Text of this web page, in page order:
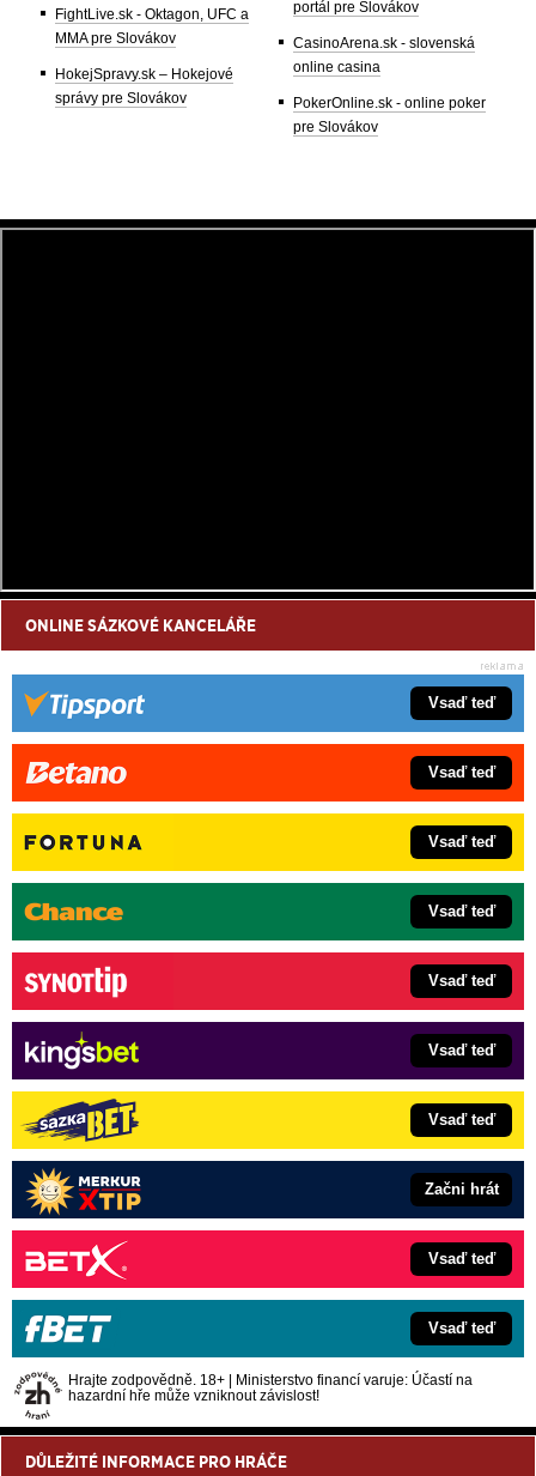
FightLive.sk - Oktagon, UFC a
MMA pre Slovákov
HokejSpravy.sk – Hokejové
správy pre Slovákov
portál pre Slovákov
CasinoArena.sk - slovenská
online casina
PokerOnline.sk - online poker
pre Slovákov
ONLINE SÁZKOVÉ KANCELÁŘE
Vsaď teď
Vsaď teď
Vsaď teď
Vsaď teď
Vsaď teď
Vsaď teď
Vsaď teď
Začni hrát
Vsaď teď
Vsaď teď
Hrajte zodpovědně. 18+ | Ministerstvo financí varuje: Účastí na
hazardní hře může vzniknout závislost!
DŮLEŽITÉ INFORMACE PRO HRÁČE